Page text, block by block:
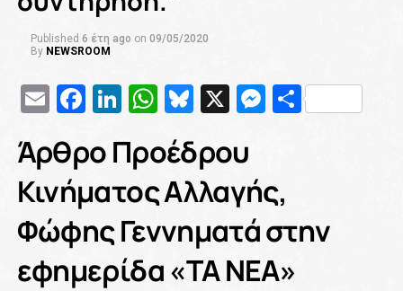
Published 6 έτη ago on 09/05/2020
By NEWSROOM
EmailFacebook
LinkedIn
WhatsApp
Bluesky
X
Άρθρο Προέδρου
Κινήματος Αλλαγής,
Φώφης Γεννηματά στην
εφημερίδα «ΤΑ ΝΕΑ»